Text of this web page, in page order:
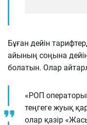
Бұған дейін
айының соңына
болатын. Олар
«РОП
теңгеге жуық
олар қазір